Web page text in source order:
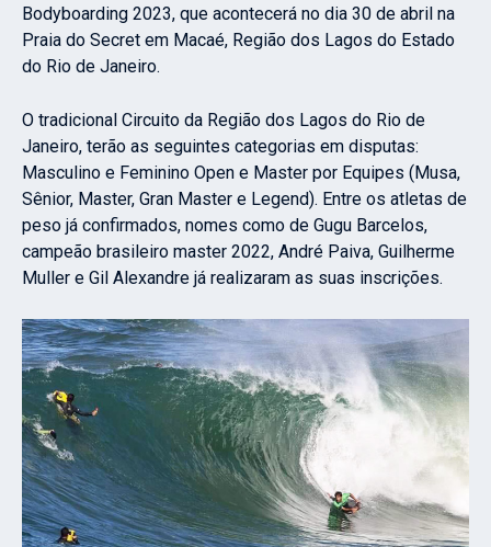
Bodyboarding 2023, que acontecerá no dia 30 de abril na
Praia do Secret em Macaé, Região dos Lagos do Estado
do Rio de Janeiro.
O tradicional Circuito da Região dos Lagos do Rio de
Janeiro, terão as seguintes categorias em disputas:
Masculino e Feminino Open e Master por Equipes (Musa,
Sênior, Master, Gran Master e Legend). Entre os atletas de
peso já confirmados, nomes como de Gugu Barcelos,
campeão brasileiro master 2022, André Paiva, Guilherme
Muller e Gil Alexandre já realizaram as suas inscrições.